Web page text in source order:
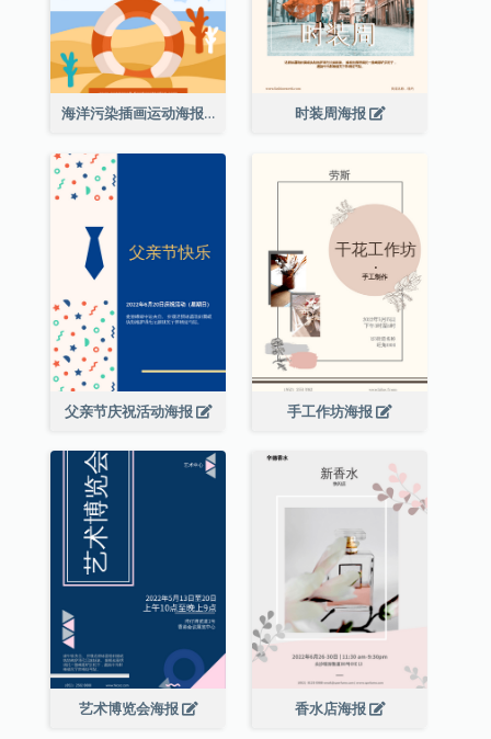
海洋污染插画运动海报 时装周海报
父亲节庆祝活动海报 手工作坊海报
艺术博览会海报 香水店海报